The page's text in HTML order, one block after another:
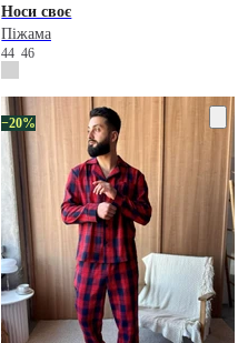
Носи своє
Піжама
4446
−20%